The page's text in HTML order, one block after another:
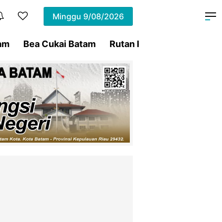
Minggu 9/08/2026
Bea Cukai Batam Rutan Kelas IIA Batam